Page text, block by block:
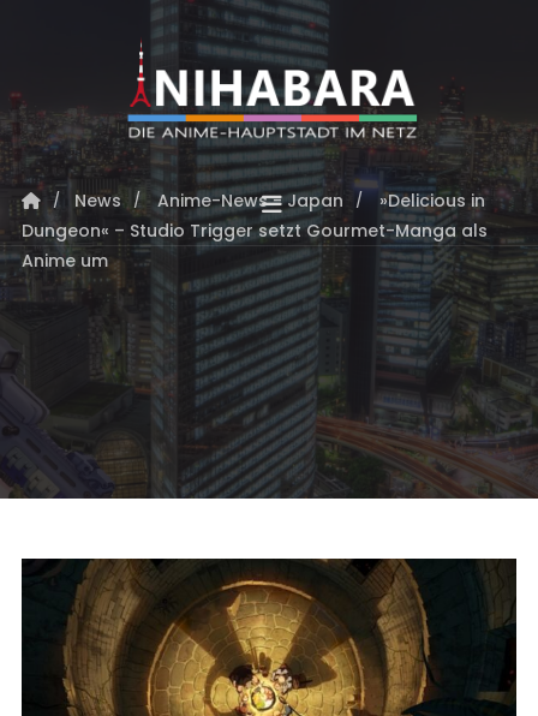
News Anime-News - Japan
»Delicious in
Dungeon« – Studio Trigger setzt Gourmet-Manga als
Anime um